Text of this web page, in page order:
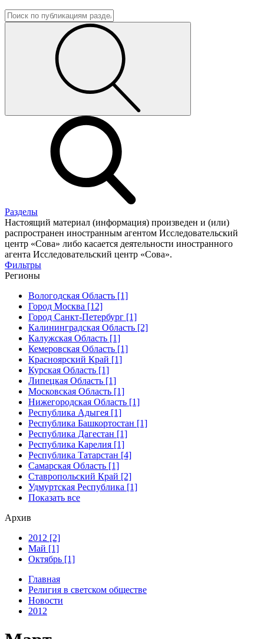
Разделы
Настоящий материал (информация) произведен и (или)
распространен иностранным агентом Исследовательский
центр «Сова» либо касается деятельности иностранного
агента Исследовательский центр «Сова».
Фильтры
Регионы
Вологодская Область [1]
Город Москва [12]
Город Санкт-Петербург [1]
Калининградская Область [2]
Калужская Область [1]
Кемеровская Область [1]
Красноярский Край [1]
Курская Область [1]
Липецкая Область [1]
Московская Область [1]
Нижегородская Область [1]
Республика Адыгея [1]
Республика Башкортостан [1]
Республика Дагестан [1]
Республика Карелия [1]
Республика Татарстан [4]
Самарская Область [1]
Ставропольский Край [2]
Удмуртская Республика [1]
Показать все
Архив
2012 [2]
Май [1]
Октябрь [1]
Главная
Религия в светском обществе
Новости
2012